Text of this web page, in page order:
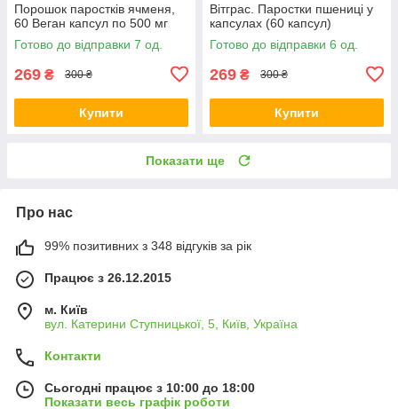
Порошок паростків ячменя,
60 Веган капсул по 500 мг
Готово до відправки 7 од.
269 ₴ 300 ₴
Купити
Вітграс. Паростки пшениці у
капсулах (60 капсул)
Готово до відправки 6 од.
269 ₴ 300 ₴
Купити
Показати ще
Про нас
99% позитивних з 348 відгуків за рік
Працює з 26.12.2015
м. Київ
вул. Катерини Ступницької, 5, Київ, Україна
Контакти
Сьогодні працює з 10:00 до 18:00
Показати весь графік роботи